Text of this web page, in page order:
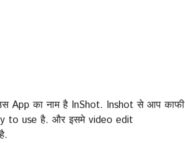
App का नाम है InShot. Inshot से आप काफी
to use है. और इसमे video edit